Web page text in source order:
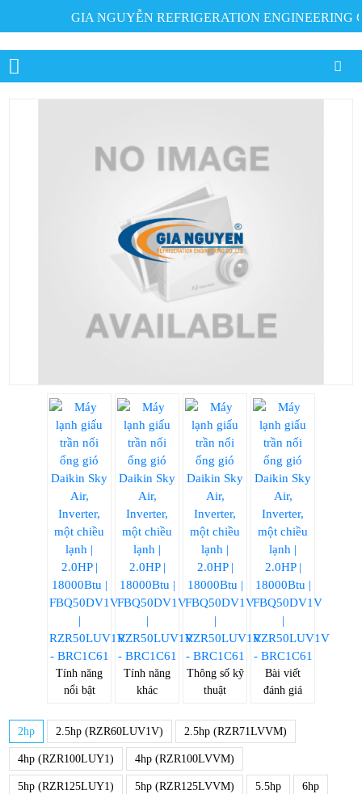
GIA NGUYỄN REFRIGERATION ENGINEERING
Tính năng
nổi bật
Tính năng
khác
Thông số kỹ
thuật
Bài viết
đánh giá
2hp 2.5hp (RZR60LUV1V) 2.5hp (RZR71LVVM)
4hp (RZR100LUY1) 4hp (RZR100LVVM)
5hp (RZR125LUY1) 5hp (RZR125LVVM) 5.5hp 6hp